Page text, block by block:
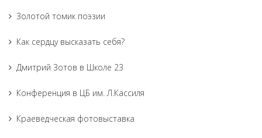
Золотой томик поэзии
Как сердцу высказать себя?
Дмитрий Зотов в Школе 23
Конференция в ЦБ им. Л.Кассиля
Краеведческая фотовыставка